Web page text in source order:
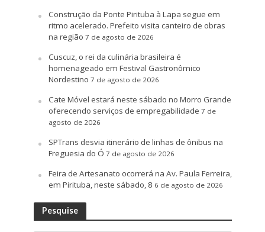
Construção da Ponte Pirituba à Lapa segue em
ritmo acelerado. Prefeito visita canteiro de obras
na região 7 de agosto de 2026
Cuscuz, o rei da culinária brasileira é
homenageado em Festival Gastronômico
Nordestino 7 de agosto de 2026
Cate Móvel estará neste sábado no Morro Grande
oferecendo serviços de empregabilidade 7 de
agosto de 2026
SPTrans desvia itinerário de linhas de ônibus na
Freguesia do Ó 7 de agosto de 2026
Feira de Artesanato ocorrerá na Av. Paula Ferreira,
em Pirituba, neste sábado, 8 6 de agosto de 2026
Pesquise